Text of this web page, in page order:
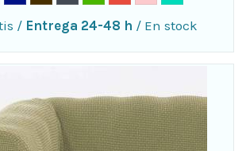
/ Entrega 24-48 h / En stock